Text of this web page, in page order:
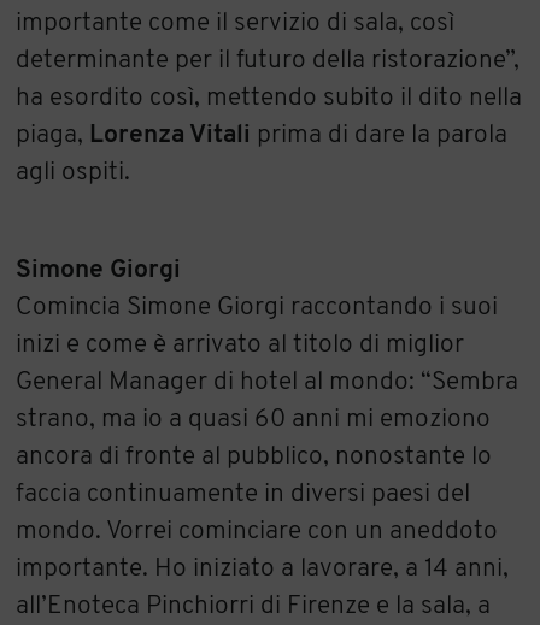
importante come il servizio di sala, così
determinante per il futuro della ristorazione”,
ha esordito così, mettendo subito il dito nella
piaga, Lorenza Vitali prima di dare la parola
agli ospiti.
Simone Giorgi
Comincia Simone Giorgi raccontando i suoi
inizi e come è arrivato al titolo di miglior
General Manager di hotel al mondo: “Sembra
strano, ma io a quasi 60 anni mi emoziono
ancora di fronte al pubblico, nonostante lo
faccia continuamente in diversi paesi del
mondo. Vorrei cominciare con un aneddoto
importante. Ho iniziato a lavorare, a 14 anni,
all’Enoteca Pinchiorri di Firenze e la sala, a